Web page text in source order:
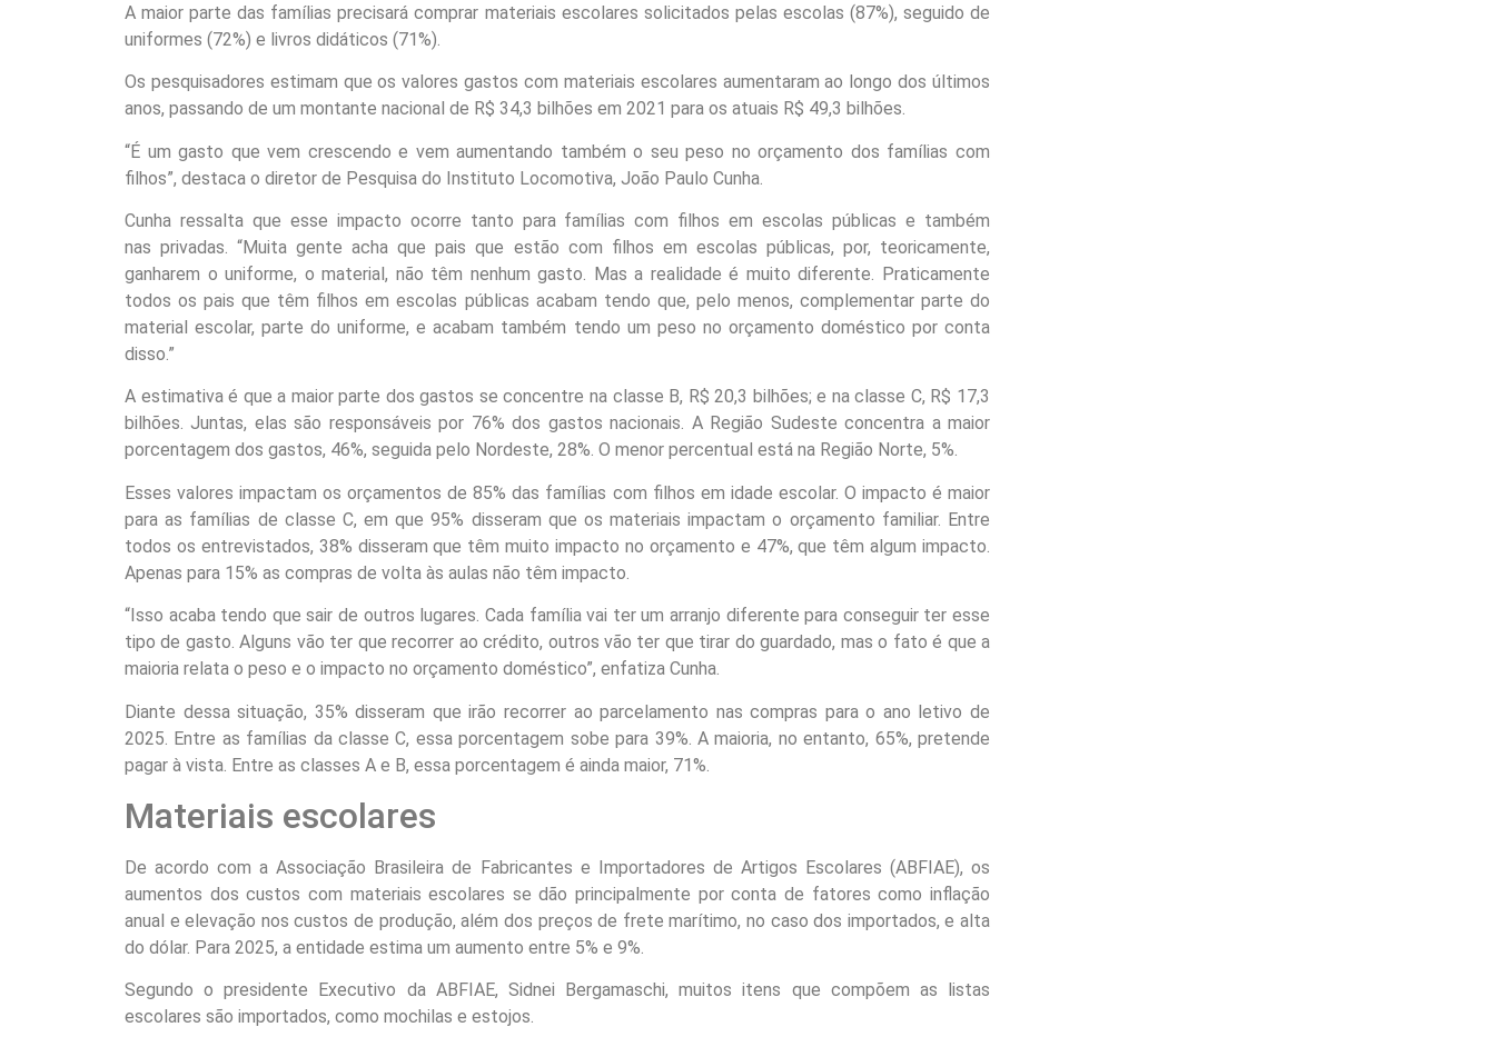
A maior parte das famílias precisará comprar materiais escolares solicitados pelas escolas (87%), seguido de
uniformes (72%) e livros didáticos (71%).
Os pesquisadores estimam que os valores gastos com materiais escolares aumentaram ao longo dos últimos
anos, passando de um montante nacional de R$ 34,3 bilhões em 2021 para os atuais R$ 49,3 bilhões.
“É um gasto que vem crescendo e vem aumentando também o seu peso no orçamento dos famílias com
filhos”, destaca o diretor de Pesquisa do Instituto Locomotiva, João Paulo Cunha.
Cunha ressalta que esse impacto ocorre tanto para famílias com filhos em escolas públicas e também
nas privadas. “Muita gente acha que pais que estão com filhos em escolas públicas, por, teoricamente,
ganharem o uniforme, o material, não têm nenhum gasto. Mas a realidade é muito diferente. Praticamente
todos os pais que têm filhos em escolas públicas acabam tendo que, pelo menos, complementar parte do
material escolar, parte do uniforme, e acabam também tendo um peso no orçamento doméstico por conta
disso.”
A estimativa é que a maior parte dos gastos se concentre na classe B, R$ 20,3 bilhões; e na classe C, R$ 17,3
bilhões. Juntas, elas são responsáveis por 76% dos gastos nacionais. A Região Sudeste concentra a maior
porcentagem dos gastos, 46%, seguida pelo Nordeste, 28%. O menor percentual está na Região Norte, 5%.
Esses valores impactam os orçamentos de 85% das famílias com filhos em idade escolar. O impacto é maior
para as famílias de classe C, em que 95% disseram que os materiais impactam o orçamento familiar. Entre
todos os entrevistados, 38% disseram que têm muito impacto no orçamento e 47%, que têm algum impacto.
Apenas para 15% as compras de volta às aulas não têm impacto.
“Isso acaba tendo que sair de outros lugares. Cada família vai ter um arranjo diferente para conseguir ter esse
tipo de gasto. Alguns vão ter que recorrer ao crédito, outros vão ter que tirar do guardado, mas o fato é que a
maioria relata o peso e o impacto no orçamento doméstico”, enfatiza Cunha.
Diante dessa situação, 35% disseram que irão recorrer ao parcelamento nas compras para o ano letivo de
2025. Entre as famílias da classe C, essa porcentagem sobe para 39%. A maioria, no entanto, 65%, pretende
pagar à vista. Entre as classes A e B, essa porcentagem é ainda maior, 71%.
Materiais escolares
De acordo com a Associação Brasileira de Fabricantes e Importadores de Artigos Escolares (ABFIAE), os
aumentos dos custos com materiais escolares se dão principalmente por conta de fatores como inflação
anual e elevação nos custos de produção, além dos preços de frete marítimo, no caso dos importados, e alta
do dólar. Para 2025, a entidade estima um aumento entre 5% e 9%.
Segundo o presidente Executivo da ABFIAE, Sidnei Bergamaschi, muitos itens que compõem as listas
escolares são importados, como mochilas e estojos.